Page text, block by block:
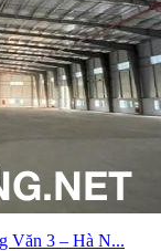
Văn 3 – Hà N...